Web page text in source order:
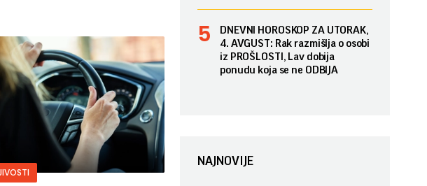
DNEVNI HOROSKOP ZA UTORAK,
4. AVGUST: Rak razmišlja o osobi
iz PROŠLOSTI, Lav dobija
ponudu koja se ne ODBIJA
NAJNOVIJE